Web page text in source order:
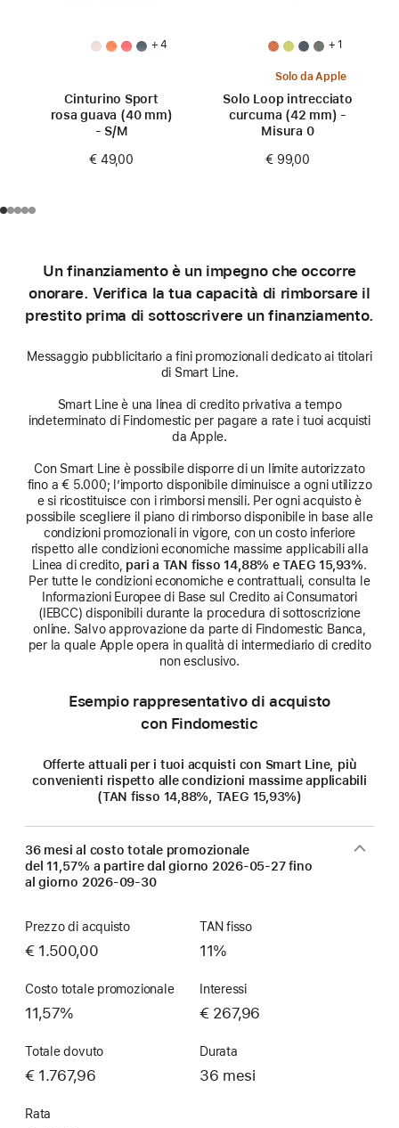
+ 4
Cinturino Sport
rosa guava (40 mm)
- S/M
€ 49,00
+ 1
Solo da Apple
Solo Loop intrecciato
curcuma (42 mm) -
Misura 0
€ 99,00
Un finanziamento è un impegno che occorre
onorare. Verifica la tua capacità di rimborsare il
prestito prima di sottoscrivere un finanziamento.
Messaggio pubblicitario a fini promozionali dedicato ai titolari
di Smart Line.
Smart Line è una linea di credito privativa a tempo
indeterminato di Findomestic per pagare a rate i tuoi acquisti
da Apple.
Con Smart Line è possibile disporre di un limite autorizzato
fino a € 5.000; l’importo disponibile diminuisce a ogni utilizzo
e si ricostituisce con i rimborsi mensili. Per ogni acquisto è
possibile scegliere il piano di rimborso disponibile in base alle
condizioni promozionali in vigore, con un costo inferiore
rispetto alle condizioni economiche massime applicabili alla
Linea di credito, pari a TAN fisso 14,88% e TAEG 15,93%.
Per tutte le condizioni economiche e contrattuali, consulta le
Informazioni Europee di Base sul Credito ai Consumatori
(IEBCC) disponibili durante la procedura di sottoscrizione
online. Salvo approvazione da parte di Findomestic Banca,
per la quale Apple opera in qualità di intermediario di credito
non esclusivo.
Esempio rappresentativo di acquisto
con Findomestic
Offerte attuali per i tuoi acquisti con Smart Line, più
convenienti rispetto alle condizioni massime applicabili
(TAN fisso 14,88%, TAEG 15,93%)
36 mesi al costo totale promozionale
del 11,57% a partire dal giorno 2026-05-27fino
al giorno 2026-09-30
Prezzo di acquisto
€ 1.500,00
TAN fisso
11%
Costo totale promozionale
11,57%
Interessi
€ 267,96
Totale dovuto
€ 1.767,96
Durata
36 mesi
Rata